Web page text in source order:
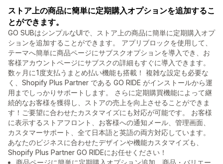
ストア上の商品に簡単に定期購入オプションを追加するこ
とができます。
GO SUBはシンプルなUIで、ストア上の商品に簡単に定期購入オプ
ションを追加することができます。 アプリブロックを使用して、
テーマへ簡単に商品ページにサブスクオプションを導入でき、お
客様アカウントページにサブスクの詳細もすぐに導入できます。
数ヶ月に1度支払うまとめ払い機能も搭載！ 複雑な設定も必要な
く、Shopify Plus Partner である GO RIDE がインストールから運
用までしっかりサポートします。 さらに定期購買機能によって継
続的なお客様を獲得し、ストアの売上を向上させることができま
す！ご要望に合わせたカスタマイズにも対応が可能です。 お客様
に表示するストアフロント、お客様への通知メール、管理画面、
カスタマーサポート、全て日本語と英語の両方対応しています。
あなたのビジネスに合わせたデザインや機能カスタマイズも、
Shopify Plus Partner GO RIDEにお任せください！